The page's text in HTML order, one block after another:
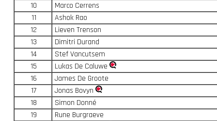
10
Marco Cerrens
11
Ashok Rao
12
Lieven Trenson
13
Dimitri Durand
14
Stef Vancutsem
15
Lukas De Caluwe
16
James De Groote
17
Jonas Bovyn
18
Simon Donné
19
Rune Burgraeve